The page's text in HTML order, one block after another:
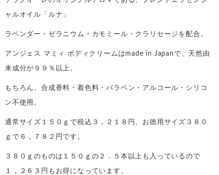
ャルオイル「ルナ」
ラベンダー・ゼラニウム・カモミール・クラリセージを配合。
アンジェス マミィ ボディクリームはmade in Japanで、天然由
来成分が９９％以上。
もちろん、合成香料・着色料・パラベン・アルコール・シリコ
ン不使用。
通常サイズ１５０ｇで税込３，２１８円、お徳用サイズ３８０
ｇで６，７８２円です。
３８０ｇのものは１５０ｇの２．５本以上も入っているので
１，２６３円もお得になっています。